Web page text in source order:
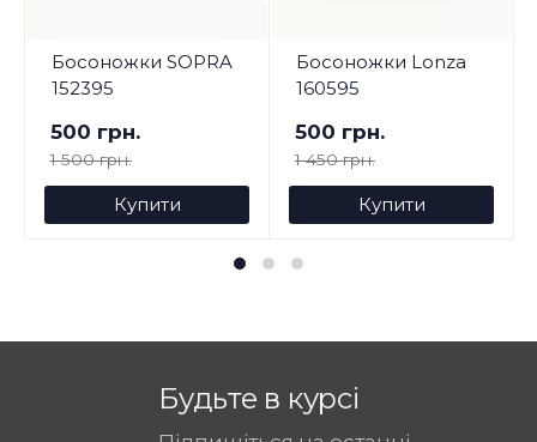
Босоножки SOPRA
152395
500 грн.
1 500 грн.
Купити
Босоножки Lonza
160595
500 грн.
1 450 грн.
Купити
Будьте в курсі